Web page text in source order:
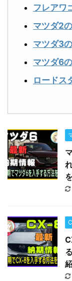
フレアワ
マツダ2
マツダ3
マツダ6
ロードス